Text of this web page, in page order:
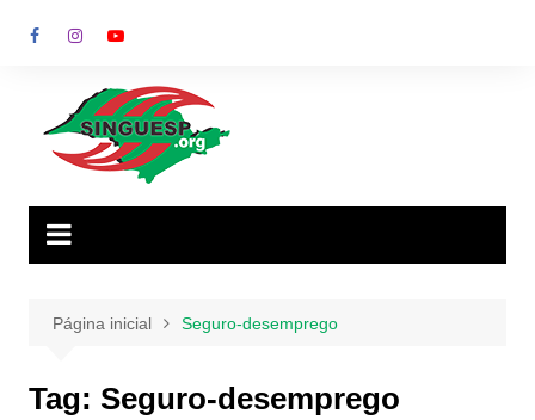
para
Página inicial Seguro-desemprego
Tag: Seguro-desemprego